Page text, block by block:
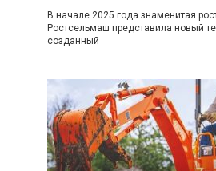
В начале 2025 года знаменитая
Ростсельмаш представила новый
созданный